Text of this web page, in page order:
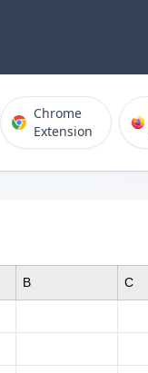
Chrome
Extension
B C